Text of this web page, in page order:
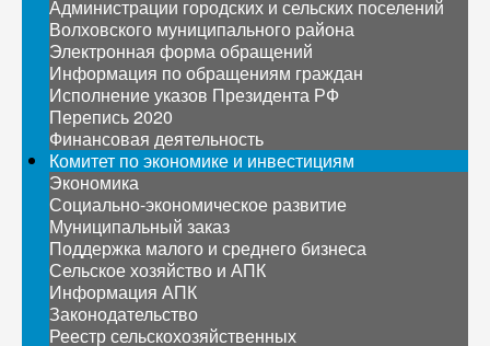
Администрации городских и сельских поселений
Волховского муниципального района
Электронная форма обращений
Информация по обращениям граждан
Исполнение указов Президента РФ
Перепись 2020
Финансовая деятельность
Комитет по экономике и инвестициям
Экономика
Социально-экономическое развитие
Муниципальный заказ
Поддержка малого и среднего бизнеса
Сельское хозяйство и АПК
Информация АПК
Законодательство
Реестр сельскохозяйственных